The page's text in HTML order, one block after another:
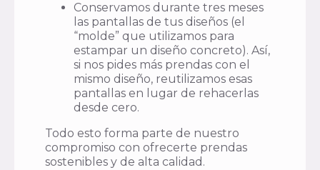
Conservamos durante tres meses
las pantallas de tus diseños (el
“molde” que utilizamos para
estampar un diseño concreto). Así,
si nos pides más prendas con el
mismo diseño, reutilizamos esas
pantallas en lugar de rehacerlas
desde cero.
Todo esto forma parte de nuestro
compromiso con ofrecerte prendas
sostenibles y de alta calidad.